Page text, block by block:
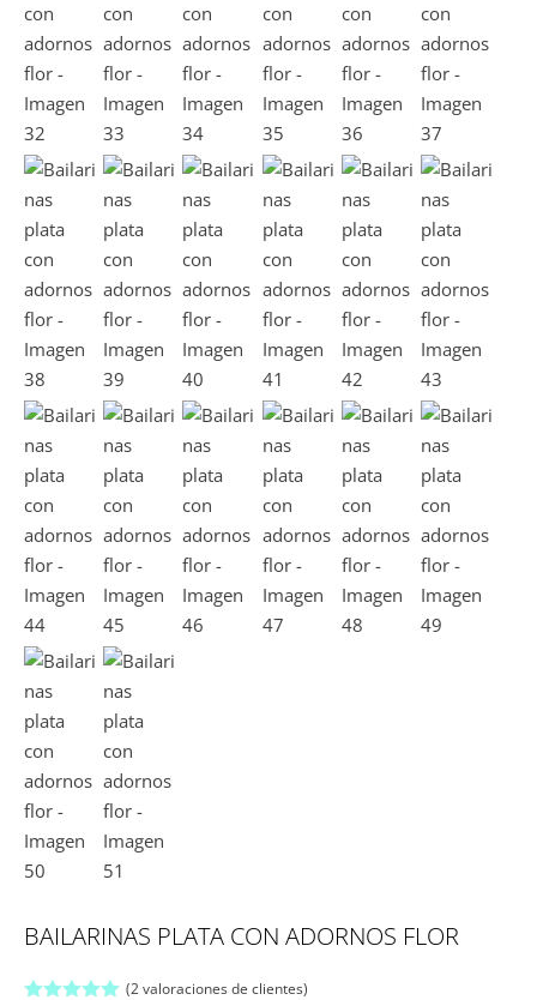
BAILARINAS PLATA CON ADORNOS FLOR
(2valoraciones de clientes)